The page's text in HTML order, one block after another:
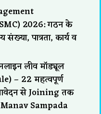
2026: गठन के
पात्रता, कार्य व
लीव मॉड्यूल
– 22 महत्वपूर्ण
से Joining तक
Manav Sampada